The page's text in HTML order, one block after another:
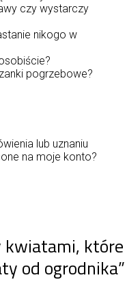
czy wystarczy
nikogo w
pogrzebowe?
lub uznaniu
na moje konto?
kwiatami, które
od ogrodnika”